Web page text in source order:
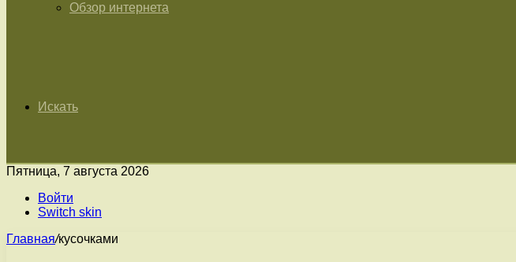
Обзор интернета
Искать
Пятница, 7 августа 2026
Войти
Switch skin
Главная/кусочками